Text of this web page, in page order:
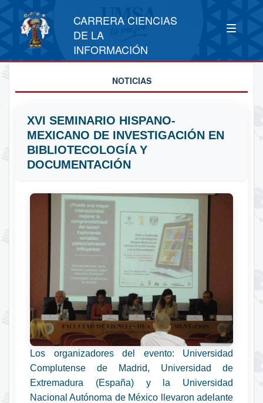
CARRERA CIENCIAS
DE LA
INFORMACIÓN
NOTICIAS
XVI SEMINARIO HISPANO-
MEXICANO DE INVESTIGACIÓN EN
BIBLIOTECOLOGÍA Y
DOCUMENTACIÓN
Los organizadores del evento: Universidad
Complutense de Madrid, Universidad de
Extremadura (España) y la Universidad
Nacional Autónoma de México llevaron adelante